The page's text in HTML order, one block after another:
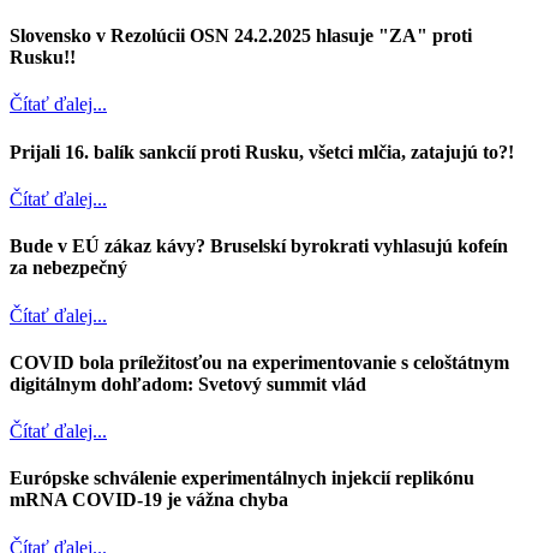
Slovensko v Rezolúcii OSN 24.2.2025 hlasuje "ZA" proti
Rusku!!
Čítať ďalej...
Prijali 16. balík sankcií proti Rusku, všetci mlčia, zatajujú to?!
Čítať ďalej...
Bude v EÚ zákaz kávy? Bruselskí byrokrati vyhlasujú kofeín
za nebezpečný
Čítať ďalej...
COVID bola príležitosťou na experimentovanie s celoštátnym
digitálnym dohľadom: Svetový summit vlád
Čítať ďalej...
Európske schválenie experimentálnych injekcií replikónu
mRNA COVID-19 je vážna chyba
Čítať ďalej...